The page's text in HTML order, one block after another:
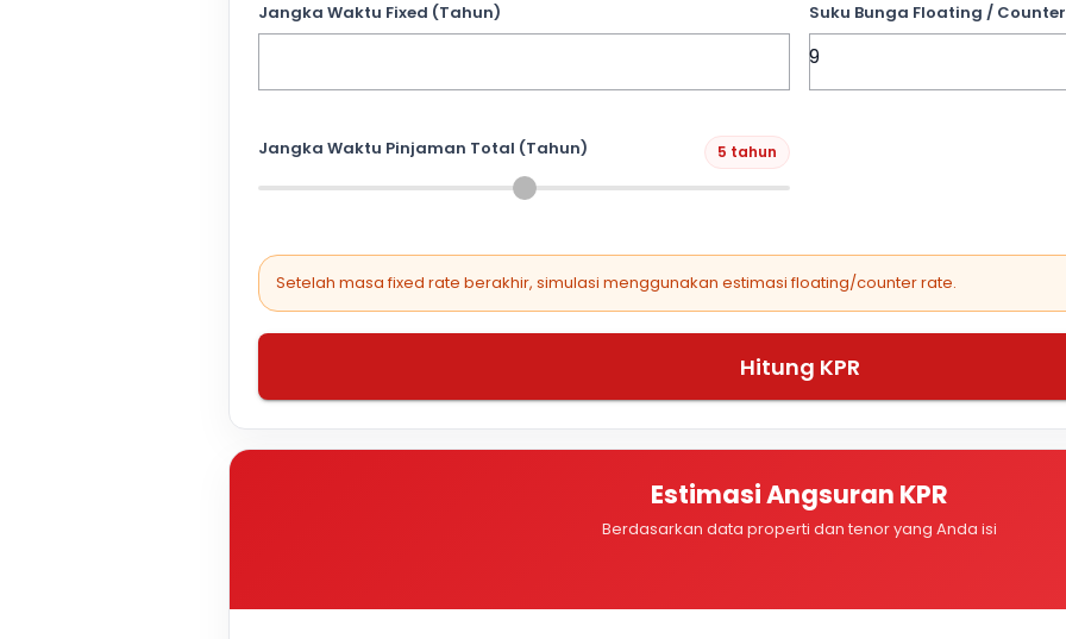
Jangka Waktu Fixed (Tahun) Suku Bunga Floating /
Jangka Waktu Pinjaman Total (Tahun) 5 tahun
Setelah masa fixed rate berakhir, simulasi menggunakan estimasi floating/counter rate.
Hitung KPR
Estimasi Angsuran KPR
Berdasarkan data properti dan tenor yang Anda isi